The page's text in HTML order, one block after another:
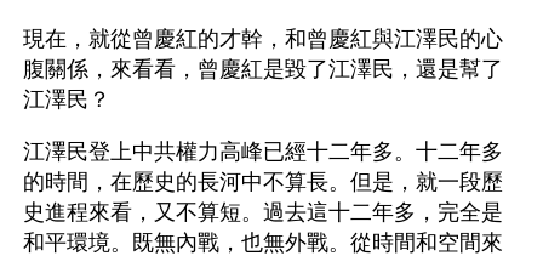
現在，就從曾慶紅的才幹，和曾慶紅與江澤民的心
腹關係，來看看，曾慶紅是毀了江澤民，還是幫了
江澤民？
江澤民登上中共權力高峰已經十二年多。十二年多
的時間，在歷史的長河中不算長。但是，就一段歷
史進程來看，又不算短。過去這十二年多，完全是
和平環境。既無內戰，也無外戰。從時間和空間來